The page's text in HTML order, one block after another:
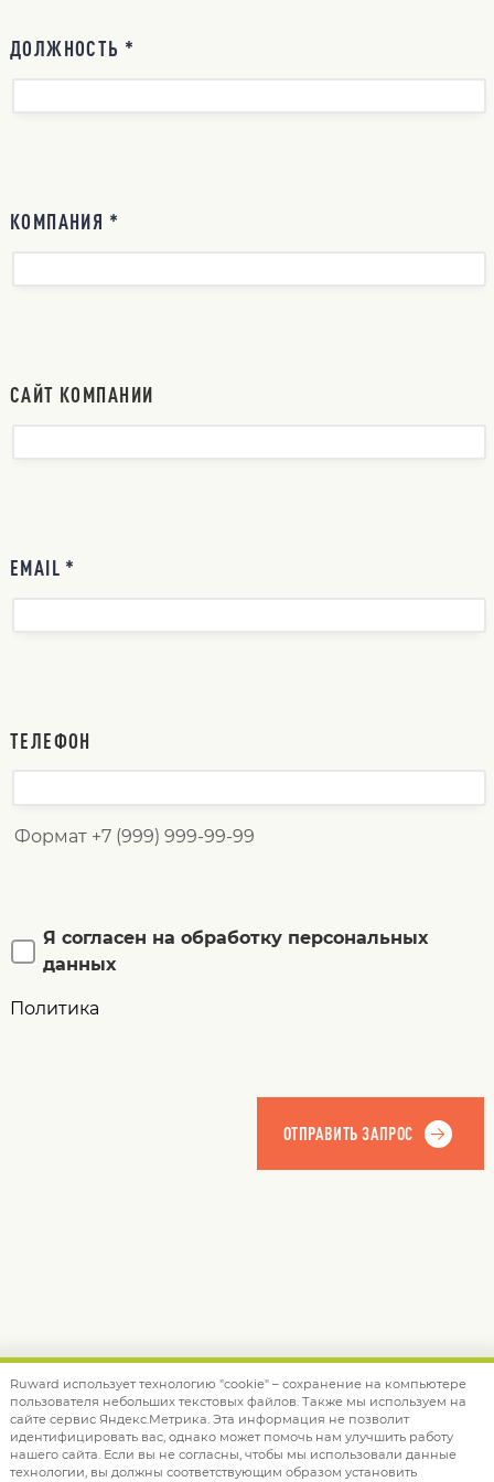
ДОЛЖНОСТЬ *
КОМПАНИЯ *
САЙТ КОМПАНИИ
EMAIL *
ТЕЛЕФОН
Формат +7 (999) 999-99-99
Я согласен на обработку персональных
данных
Политика
© 2012 — 2026 Ruwardinfo@ruward.ru
Политика обработки персональных данных
Ruward использует технологию "cookie" – сохранение на компьютере
пользователя небольших текстовых файлов. Также мы используем на
сайте сервис Яндекс.Метрика. Эта информация не позволит
идентифицировать вас, однако может помочь нам улучшить работу
нашего сайта. Если вы не согласны, чтобы мы использовали данные
технологии, вы должны соответствующим образом установить